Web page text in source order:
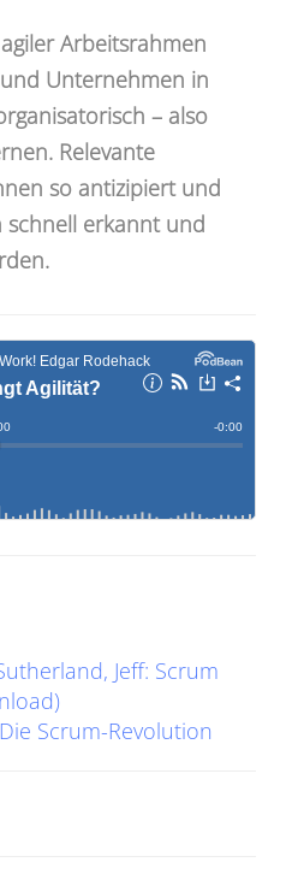
Arbeitsrahmen
und Unternehmen in
– also
Relevante
so antizipiert und
schnell erkannt und
Jeff: Scrum
Scrum-Revolution